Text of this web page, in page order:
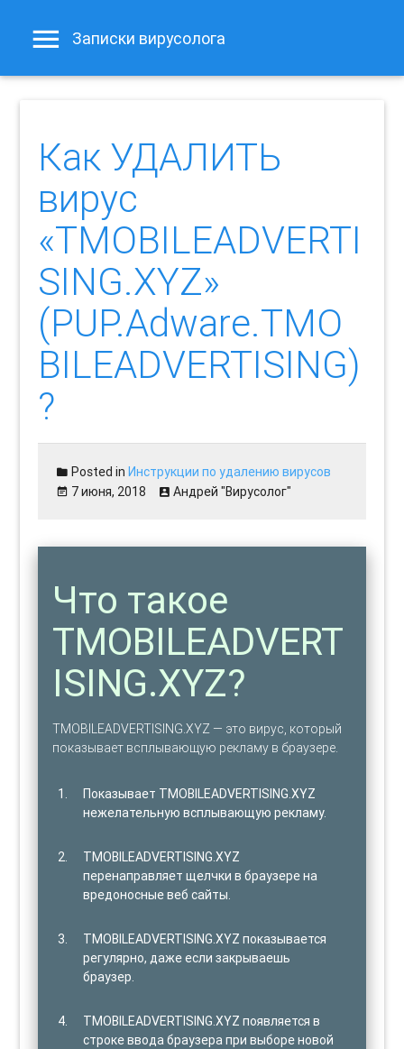
Записки вирусолога
Как УДАЛИТЬ
вирус
«TMOBILEADVERTI
SING.XYZ»
(PUP.Adware.TMO
BILEADVERTISING)
?
Posted inИнструкции по удалению вирусов
7 июня, 2018
Андрей "Вирусолог"
Что такое
TMOBILEADVERT
ISING.XYZ?
TMOBILEADVERTISING.XYZ — это вирус, который
показывает всплывающую рекламу в браузере.
Показывает TMOBILEADVERTISING.XYZ
нежелательную всплывающую рекламу.
TMOBILEADVERTISING.XYZ
перенаправляет щелчки в браузере на
вредоносные веб сайты.
TMOBILEADVERTISING.XYZ показывается
регулярно, даже если закрываешь
браузер.
TMOBILEADVERTISING.XYZ появляется в
строке ввода браузера при выборе новой